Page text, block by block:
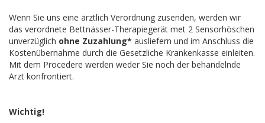
Wenn Sie uns eine ärztlich Verordnung zusenden, werden wir
das verordnete Bettnässer-Therapiegerät met 2 Sensorhöschen
unverzüglich ohne Zuzahlung* ausliefern und im Anschluss die
Kostenübernahme durch die Gesetzliche Krankenkasse einleiten.
Mit dem Procedere werden weder Sie noch der behandelnde
Arzt konfrontiert.
Wichtig!